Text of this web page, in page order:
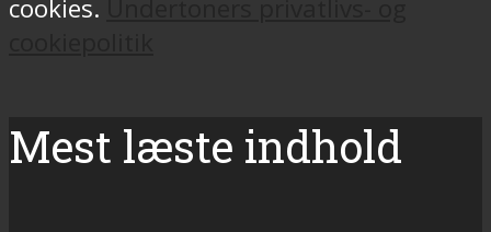
cookies.
Mest læste indhold